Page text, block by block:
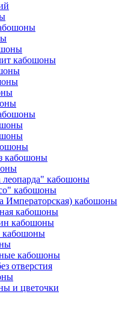
кабошоны
кабошоны
кабошоны
кабошоны
Императорская) кабошоны
кабошоны
кабошоны
кабошоны
кабошоны
отверстия
и цветочки